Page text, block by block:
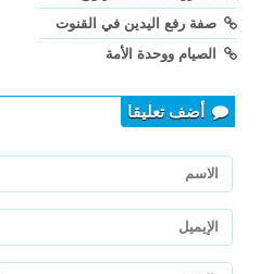
صفة رفع اليدين في القنوت
الصيام ووحدة الأمة
أضف تعليقا